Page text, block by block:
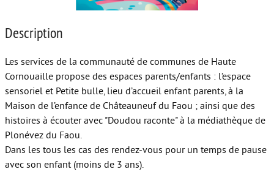
Place aux grands-parents
Description
Les services de la communauté de communes de Haute
Cornouaille propose des espaces parents/enfants : l’espace
sensoriel et Petite bulle, lieu d’accueil enfant parents, à la
Maison de l’enfance de Châteauneuf du Faou ; ainsi que des
histoires à écouter avec "Doudou raconte" à la médiathèque de
Plonévez du Faou.
Dans les tous les cas des rendez-vous pour un temps de pause
avec son enfant (moins de 3 ans).